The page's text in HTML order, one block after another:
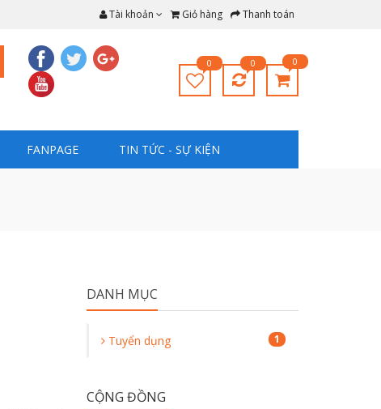
Tài khoản Giỏ hàng Thanh toán
0 0 0
FANPAGE TIN TỨC - SỰ KIỆN
DANH MỤC
Tuyển dụng 1
CỘNG ĐỒNG